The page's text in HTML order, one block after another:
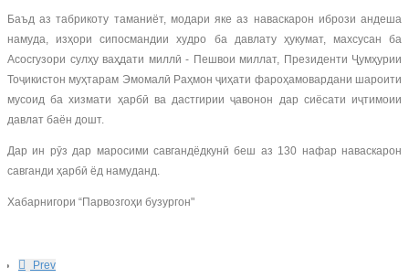
Баъд аз табрикоту таманиёт, модари яке аз наваскарон ибрози андеша
намуда, изҳори сипосмандии худро ба давлату ҳукумат, махсусан ба
Асосгузори сулҳу ваҳдати миллӣ - Пешвои миллат, Президенти Ҷумҳурии
Тоҷикистон муҳтарам Эмомалӣ Раҳмон ҷиҳати фароҳамовардани шароити
мусоид ба хизмати ҳарбӣ ва дастгирии ҷавонон дар сиёсати иҷтимоии
давлат баён дошт.
Дар ин рӯз дар маросими савгандёдкунӣ беш аз 130 нафар наваскарон
савганди ҳарбӣ ёд намуданд.
Хабарнигори “Парвозгоҳи бузургон"
Prev